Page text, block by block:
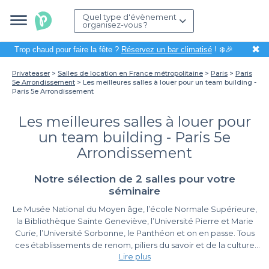
Quel type d'évènement
organisez-vous ?
Trop chaud pour faire la fête ? Réservez un bar climatisé! ❄️🎉 ✖
Privateaser Salles de location en France métropolitaine Paris
Paris
5e Arrondissement
Les meilleures salles à louer pour un team building -
Paris 5e Arrondissement
Les meilleures salles à louer pour
un team building - Paris 5e
Arrondissement
Notre sélection de 2 salles pour votre
séminaire
Le Musée National du Moyen âge, l’école Normale Supérieure,
la Bibliothèque Sainte Geneviève, l’Université Pierre et Marie
Curie, l’Université Sorbonne, le Panthéon et on en passe. Tous
ces établissements de renom, piliers du savoir et de la culture
française, vous les trouverez à proximité de nos
Lire plus